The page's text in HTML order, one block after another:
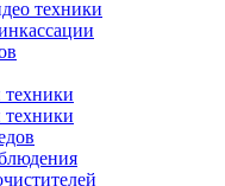
техники
техники
техники